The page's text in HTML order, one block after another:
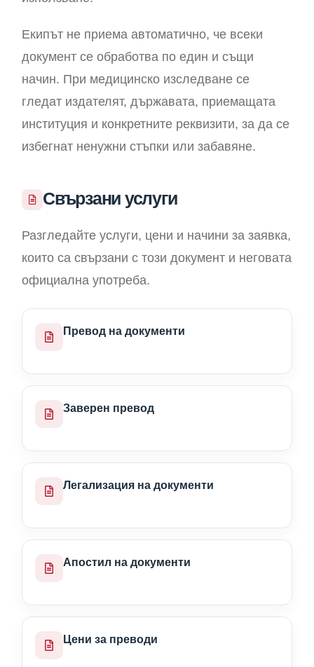
Екипът не приема автоматично, че всеки
документ се обработва по един и същи
начин. При медицинско изследване се
гледат издателят, държавата, приемащата
институция и конкретните реквизити, за да се
избегнат ненужни стъпки или забавяне.
Свързани услуги
Разгледайте услуги, цени и начини за заявка,
които са свързани с този документ и неговата
официална употреба.
Превод на документи
Заверен превод
Легализация на документи
Апостил на документи
Цени за преводи